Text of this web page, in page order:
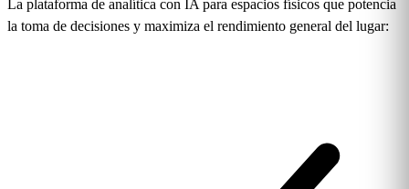
La plataforma de analítica con IA para espacios físicos que potencia
la toma de decisiones y maximiza el rendimiento general del lugar: